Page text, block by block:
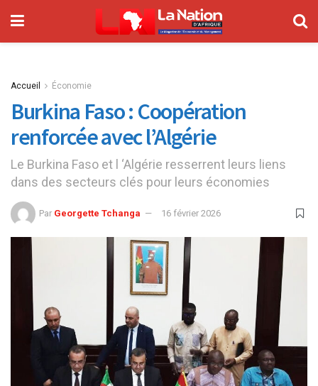
Accueil Économie
Burkina Faso : Coopération
renforcée avec l’Algérie
Le Burkina Faso et l ‘Algérie resserrent leurs liens
dans des secteurs clés pour leurs économies
Par Georgette Tchanga 16 février 2026